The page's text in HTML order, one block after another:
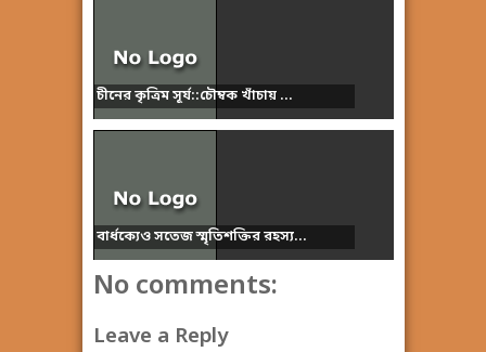
চীনের কৃত্রিম সূর্য::চৌম্বক খাঁচায় ...
বার্ধক্যেও সতেজ স্মৃতিশক্তির রহস্য...
No comments:
Leave a Reply